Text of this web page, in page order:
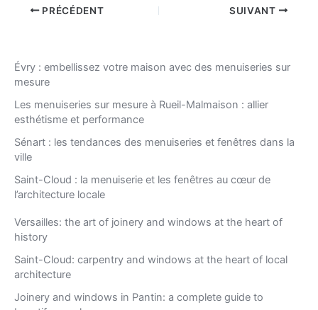
PRÉCÉDENT SUIVANT
Évry : embellissez votre maison avec des menuiseries sur
mesure
Les menuiseries sur mesure à Rueil-Malmaison : allier
esthétisme et performance
Sénart : les tendances des menuiseries et fenêtres dans la
ville
Saint-Cloud : la menuiserie et les fenêtres au cœur de
l’architecture locale
Versailles: the art of joinery and windows at the heart of
history
Saint-Cloud: carpentry and windows at the heart of local
architecture
Joinery and windows in Pantin: a complete guide to